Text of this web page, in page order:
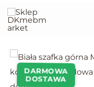
Przejdź
do
DARMOWA
DOSTAWA